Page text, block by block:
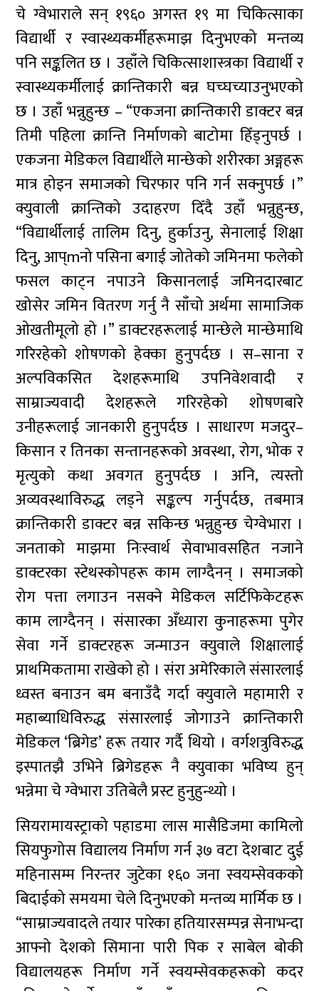
चे ग्वेभाराले सन् १९६० अगस्त १९ मा चिकित्साका
विद्यार्थी र स्वास्थ्यकर्मीहरूमाझ दिनुभएको मन्तव्य
पनि सङ्कलित छ । उहाँले चिकित्साशास्त्रका विद्यार्थी र
स्वास्थ्यकर्मीलाई क्रान्तिकारी बन्न घच्घच्याउनुभएको
छ । उहाँ भन्नुहुन्छ – “एकजना क्रान्तिकारी डाक्टर बन्न
तिमी पहिला क्रान्ति निर्माणको बाटोमा हिँड्नुपर्छ ।
एकजना मेडिकल विद्यार्थीले मान्छेको शरीरका अङ्गहरू
मात्र होइन समाजको चिरफार पनि गर्न सक्नुपर्छ ।”
क्युवाली क्रान्तिको उदाहरण दिँदै उहाँ भन्नुहुन्छ,
“विद्यार्थीलाई तालिम दिनु, हुर्काउनु, सेनालाई शिक्षा
दिनु, आप्mनो पसिना बगाई जोतेको जमिनमा फलेको
फसल काट्न नपाउने किसानलाई जमिनदारबाट
खोसेर जमिन वितरण गर्नु नै साँचो अर्थमा सामाजिक
ओखतीमूलो हो ।” डाक्टरहरूलाई मान्छेले मान्छेमाथि
गरिरहेको शोषणको हेक्का हुनुपर्दछ । स–साना र
अल्पविकसित देशहरूमाथि उपनिवेशवादी र
साम्राज्यवादी देशहरूले गरिरहेको शोषणबारे
उनीहरूलाई जानकारी हुनुपर्दछ । साधारण मजदुर–
किसान र तिनका सन्तानहरूको अवस्था, रोग, भोक र
मृत्युको कथा अवगत हुनुपर्दछ । अनि, त्यस्तो
अव्यवस्थाविरुद्ध लड्ने सङ्कल्प गर्नुपर्दछ, तबमात्र
क्रान्तिकारी डाक्टर बन्न सकिन्छ भन्नुहुन्छ चेग्वेभारा ।
जनताको माझमा निःस्वार्थ सेवाभावसहित नजाने
डाक्टरका स्टेथस्कोपहरू काम लाग्दैनन् । समाजको
रोग पत्ता लगाउन नसक्ने मेडिकल सर्टिफिकेटहरू
काम लाग्दैनन् । संसारका अँध्यारा कुनाहरूमा पुगेर
सेवा गर्ने डाक्टरहरू जन्माउन क्युवाले शिक्षालाई
प्राथमिकतामा राखेको हो । संरा अमेरिकाले संसारलाई
ध्वस्त बनाउन बम बनाउँदै गर्दा क्युवाले महामारी र
महाब्याधिविरुद्ध संसारलाई जोगाउने क्रान्तिकारी
मेडिकल ‘ब्रिगेड’ हरू तयार गर्दै थियो । वर्गशत्रुविरुद्ध
इस्पातझै उभिने ब्रिगेडहरू नै क्युवाका भविष्य हुन्
भन्नेमा चे ग्वेभारा उतिबेलै प्रस्ट हुनुहुन्थ्यो ।
सियरामायस्ट्राको पहाडमा लास मासैडिजमा कामिलो
सियफुगोस विद्यालय निर्माण गर्न ३७ वटा देशबाट दुई
महिनासम्म निरन्तर जुटेका १६० जना स्वयम्सेवकको
बिदाईको समयमा चेले दिनुभएको मन्तव्य मार्मिक छ ।
“साम्राज्यवादले तयार पारेका हतियारसम्पन्न सेनाभन्दा
आफ्नो देशको सिमाना पारी पिक र साबेल बोकी
विद्यालयहरू निर्माण गर्ने स्वयम्सेवकहरूको कदर